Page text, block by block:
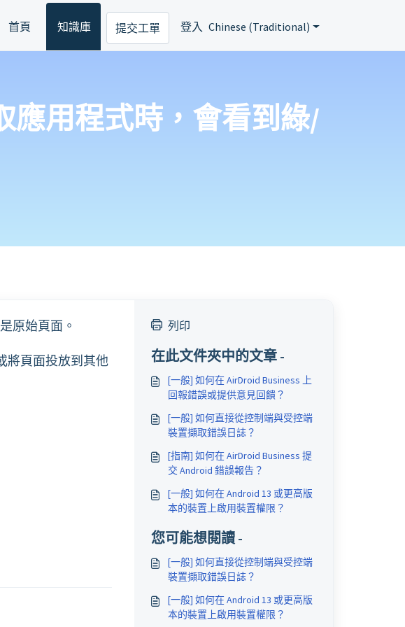
首頁 知識庫 提交工單 登入 Chinese (Traditional)
應用程式時，會看到綠/
原始頁面。
將頁面投放到其他
列印
在此文件夾中的文章 -
[一般] 如何在 AirDroid Business 上
回報錯誤或提供意見回饋？
[一般] 如何直接從控制端與受控端
裝置擷取錯誤日誌？
[指南] 如何在 AirDroid Business 提
交 Android 錯誤報告？
[一般] 如何在 Android 13 或更高版
本的裝置上啟用裝置權限？
您可能想閱讀 -
[一般] 如何直接從控制端與受控端
裝置擷取錯誤日誌？
[一般] 如何在 Android 13 或更高版
本的裝置上啟用裝置權限？